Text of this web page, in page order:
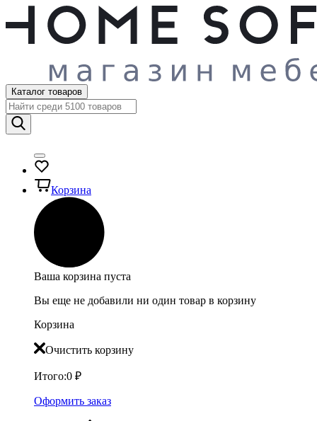
Каталог товаров
Корзина
Ваша корзина пуста
Вы еще не добавили ни один товар в корзину
Корзина
Очистить корзину
Итого:0 ₽
Оформить заказ